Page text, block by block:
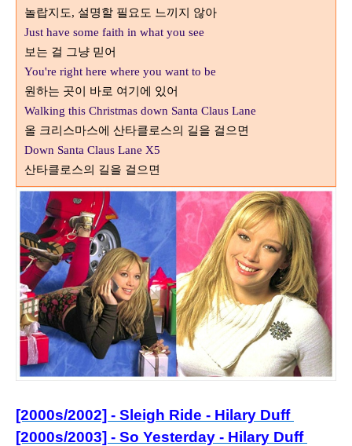
놀랍지도, 설명할 필요도 느끼지 않아
Just have some faith in what you see
보는 걸 그냥 믿어
You're right here where you want to be
원하는 곳이 바로 여기에 있어
Walking this Christmas down Santa Claus Lane
올 크리스마스에 산타클로스의 길을 걸으면
Down Santa Claus Lane X5
산타클로스의 길을 걸으면
[2000s/2002] - Sleigh Ride - Hilary Duff
[2000s/2003] - So Yesterday - Hilary Duff